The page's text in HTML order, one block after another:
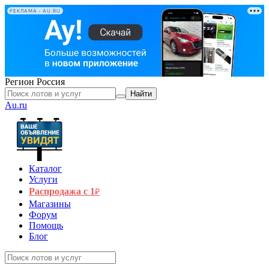
РЕКЛАМА • AU.RU
Регион Россия
Найти
Au.ru
Каталог
Услуги
Распродажа с 1₽
Магазины
Форум
Помощь
Блог